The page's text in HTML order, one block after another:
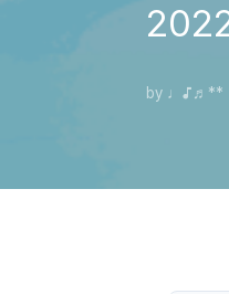
by ♩♪♬**